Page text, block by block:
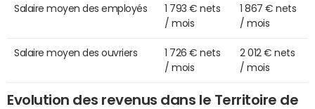
Salaire moyen des employés
1 793 € nets
/ mois
1 867 € nets
/ mois
Salaire moyen des ouvriers
1 726 € nets
/ mois
2 012 € nets
/ mois
Evolution des revenus dans le Territoire de